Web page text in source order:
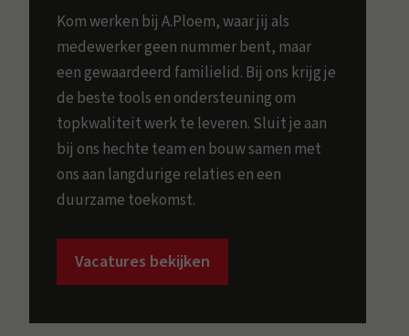
Kom werken bij A.Ploem, waar jij als
medewerker geen nummer bent, maar
een gewaardeerd familielid. Bij ons krijg je
de beste tools en ondersteuning om
topkwaliteit werk te leveren. Sluit je aan
bij ons hechte team en bouw samen met
ons aan langdurige relaties en een
duurzame toekomst.
Vacatures bekijken